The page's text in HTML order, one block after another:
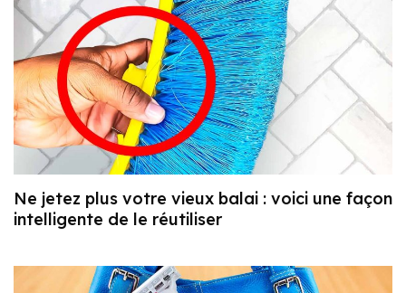
Ne jetez plus votre vieux balai : voici une façon
intelligente de le réutiliser